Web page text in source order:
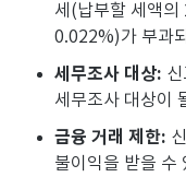
세(납부할 세액
0.022%)가 부과
세무조사 대상:
세무조사 대상이
금융 거래 제한:
불이익을 받을 수